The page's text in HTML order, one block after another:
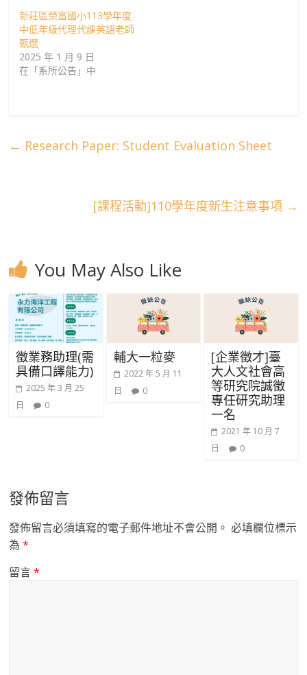
新莊區榮富國小113學年度
中低年級代理代課英語老師
甄選
2025 年 1 月 9 日
在「系所公告」中
← Research Paper: Student Evaluation Sheet
[課程活動]110學年度新生注意事項 →
You May Also Like
徵業務助理(需
具備口譯能力)
2025 年 3 月 25
日
0
輔大一粒麥
2022 年 5 月 11
日
0
[企業徵才]臺
大人文社會高
等研究院誠徵
專任研究助理
一名
2021 年 10 月 7
日
0
發佈留言
發佈留言必須填寫的電子郵件地址不會公開。 必填欄位標示
為*
留言*